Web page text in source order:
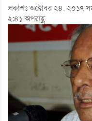
প্রকাশঃ অক্টোবর ২৪, ২০১৭
২:৪১ অপরাহ্ণ